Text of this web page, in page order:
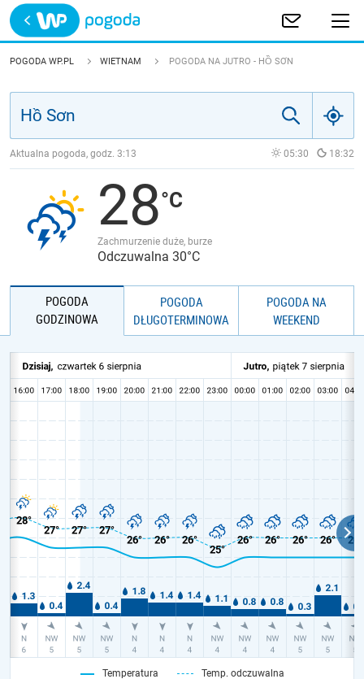
Trwa ładowanie
POLSKA
JAKOŚĆ POWIETRZA
POGODA WP.PL WIETNAM POGODA NA JUTRO - HỒ SƠN
Aktualna pogoda, godz. 3:13 05:30 18:32
28
Zachmurzenie duże, burze
Odczuwalna 30°C
POGODA
GODZINOWA
POGODA
DŁUGOTERMINOWA
POGODA NA
WEEKEND
Temperatura Temp. odczuwalna